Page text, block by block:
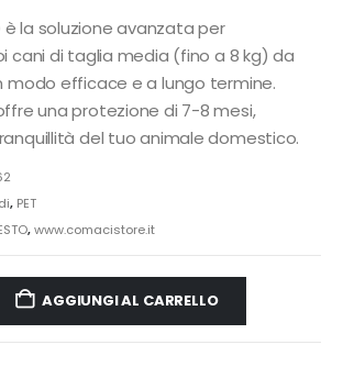
è la soluzione avanzata per
cani di taglia media (fino a 8 kg) da
modo efficace e a lungo termine.
una protezione di 7-8 mesi,
del tuo animale domestico.
, PET
,www.comacistore.it
AGGIUNGI AL CARRELLO